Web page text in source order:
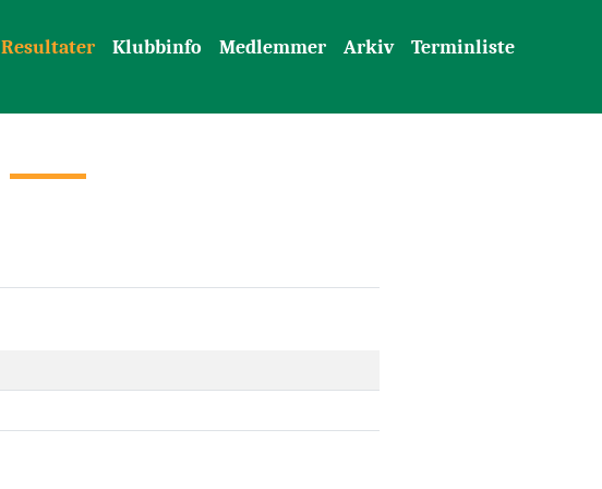
Resultater Klubbinfo Medlemmer Arkiv Terminliste